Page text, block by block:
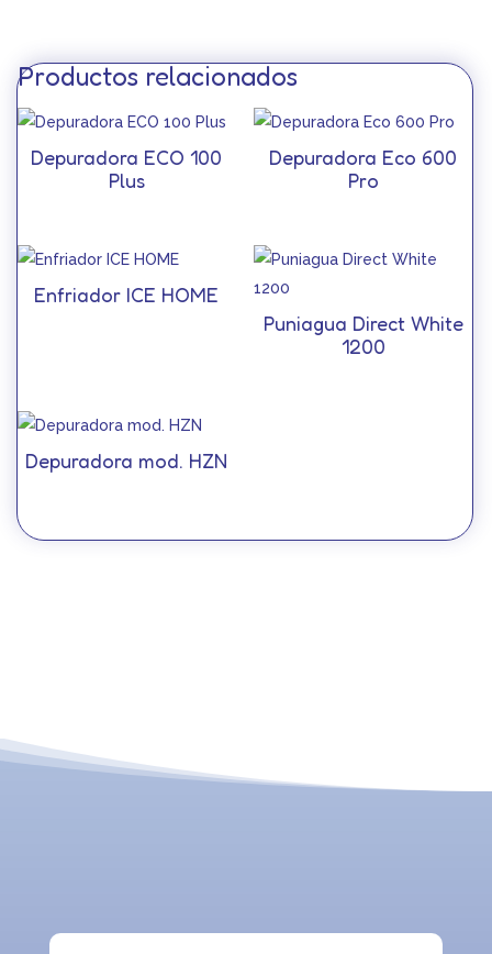
Productos relacionados
Depuradora ECO 100
Plus
Depuradora Eco 600
Pro
Enfriador ICE HOME
Puniagua Direct White
1200
Depuradora mod. HZN